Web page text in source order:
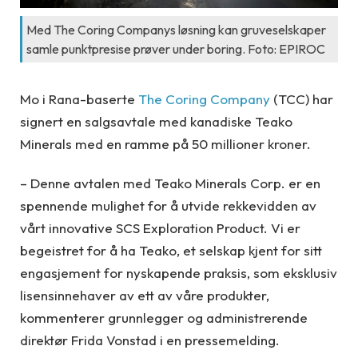
Med The Coring Companys løsning kan gruveselskaper
samle punktpresise prøver under boring. Foto: EPIROC
Mo i Rana-baserte The Coring Company (TCC) har
signert en salgsavtale med kanadiske Teako
Minerals med en ramme på 50 millioner kroner.
– Denne avtalen med Teako Minerals Corp. er en
spennende mulighet for å utvide rekkevidden av
vårt innovative SCS Exploration Product. Vi er
begeistret for å ha Teako, et selskap kjent for sitt
engasjement for nyskapende praksis, som eksklusiv
lisensinnehaver av ett av våre produkter,
kommenterer grunnlegger og administrerende
direktør Frida Vonstad i en pressemelding.